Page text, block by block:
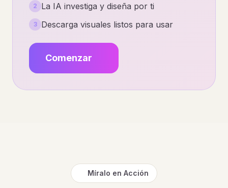
2 La IA investiga y diseña por ti
3 Descarga visuales listos para usar
Comenzar
Míralo en Acción